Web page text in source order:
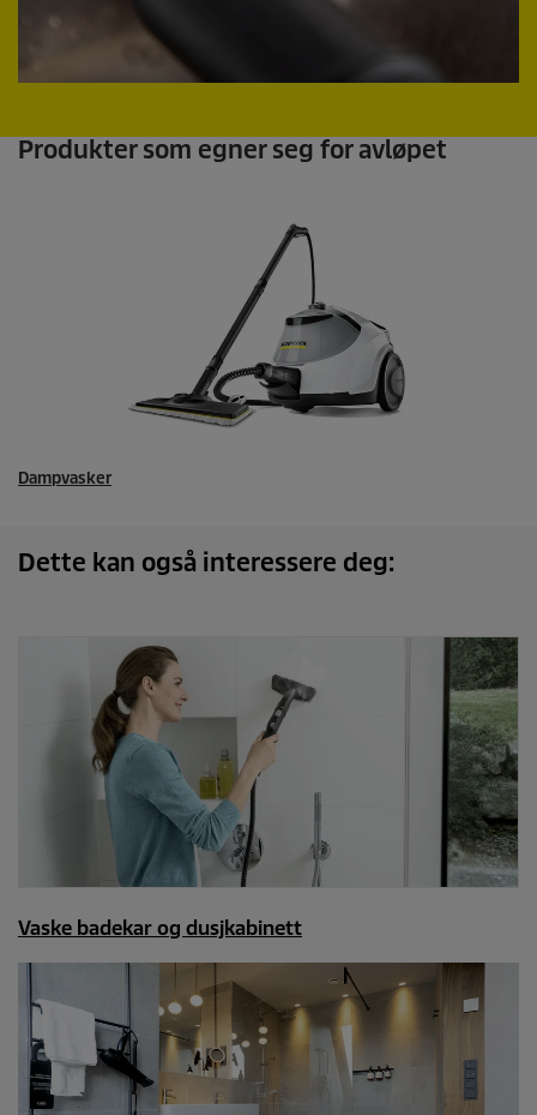
Produkter som egner seg for avløpet
Dampvasker
Dette kan også interessere deg:
Vaske badekar og dusjkabinett